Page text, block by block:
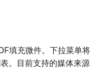
填充微件。下拉菜单将
。目前支持的媒体来源